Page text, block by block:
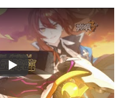
Play